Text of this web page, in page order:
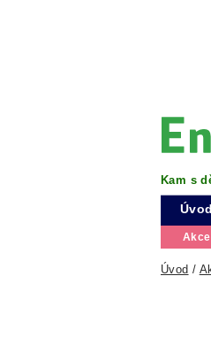
Kam s
Úvod
Akce
Úvod /